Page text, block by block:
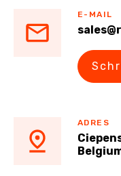
E-MAIL
ADRES